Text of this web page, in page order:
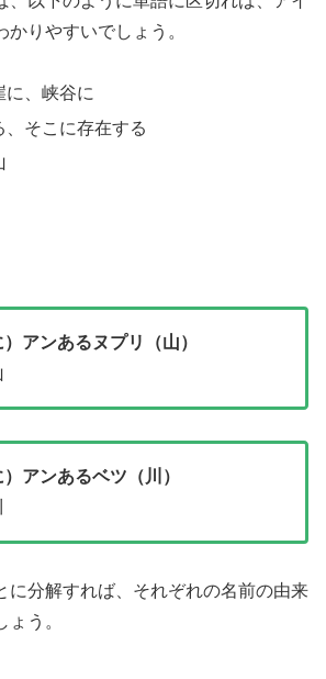
かりやすいでしょう。
に、峡谷に
、そこに存在する
アンあるヌプリ（山）
アンあるベツ（川）
に分解すれば、それぞれの名前の由来
う。